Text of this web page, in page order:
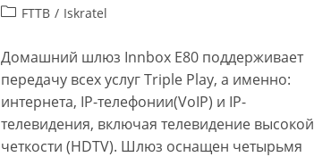
Рубрика
FTTB / Iskratel
Домашний шлюз Innbox E80 поддерживает
передачу всех услуг Triple Play, а именно:
интернета, IP-телефонии(VoIP) и IP-
телевидения, включая телевидение высокой
четкости (HDTV). Шлюз оснащен четырьмя